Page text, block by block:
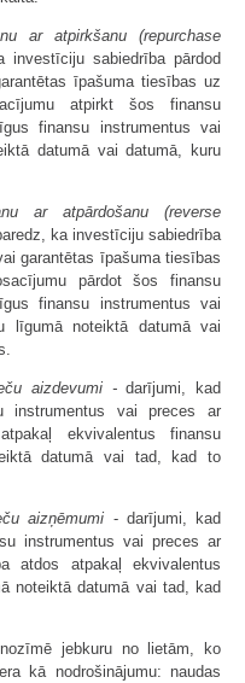
ar atpirkšanu
(repurchase
investīciju sabiedrība pārdod
īpašuma tiesības uz
atpirkt šos finansu
finansu instrumentus vai
datumā vai datumā, kuru
ar atpārdošanu
(reverse
ka investīciju sabiedrība
garantētas īpašuma tiesības
pārdot šos finansu
finansu instrumentus vai
līgumā noteiktā datumā vai
aizdevumi -darījumi, kad
instrumentus vai preces ar
ekvivalentus finansu
datumā vai tad, kad to
aizņēmumi - darījumi, kad
instrumentus vai preces ar
atdos atpakaļ ekvivalentus
noteiktā datumā vai tad, kad
nozīmē jebkuru no lietām, ko
kā nodrošinājumu: naudas